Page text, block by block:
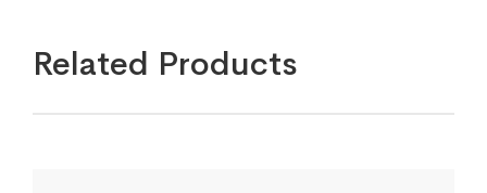
Related Products